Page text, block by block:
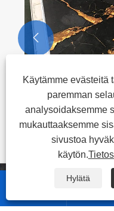
Carbon Crystal
Katso lisää >>

Käytämme evästeitä
paremman
analysoidaksemme
mukauttaaksemme
sivustoa
käytön.
Hylätä